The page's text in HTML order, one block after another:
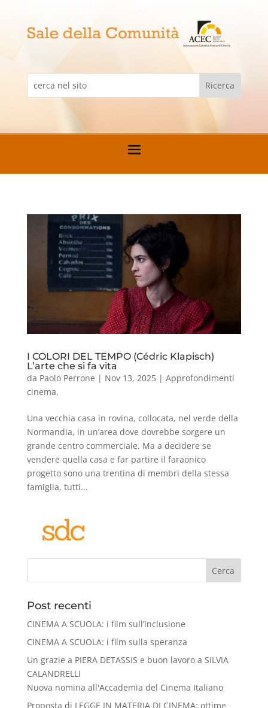
I COLORI DEL TEMPO (Cédric Klapisch)
L’arte che si fa vita
da Paolo Perrone | Nov 13, 2025| Approfondimenti
cinema,
Una vecchia casa in rovina, collocata, nel verde della
Normandia, in un’area dove dovrebbe sorgere un
grande centro commerciale. Ma a decidere se
vendere quella casa e far partire il faraonico
progetto sono una trentina di membri della stessa
famiglia, tutti...
Cerca
Post recenti
CINEMA A SCUOLA: i film sull’inclusione
CINEMA A SCUOLA: i film sulla speranza
Un grazie a PIERA DETASSIS e buon lavoro a SILVIA
CALANDRELLI
Nuova nomina all'Accademia del Cinema Italiano
Proposta di LEGGE IN MATERIA DI CINEMA: ottime